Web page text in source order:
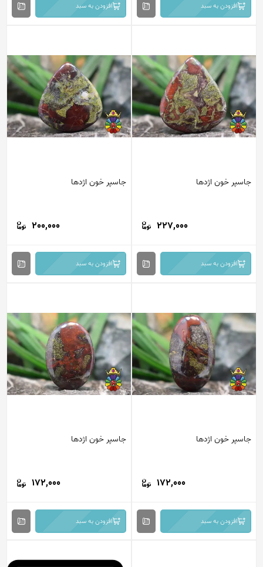
افزودن به سبد افزودن به سبد
جاسپر خون اژدها
227,000
افزودن به سبد
جاسپر خون اژدها
200,000
افزودن به سبد
جاسپر خون اژدها
172,000
افزودن به سبد
جاسپر خون اژدها
172,000
افزودن به سبد